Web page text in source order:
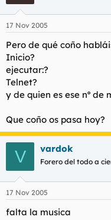
17 Nov 2005
Pero de qué coño
Inicio?
ejecutar:?
Telnet?
y de quien es ese nº de
Que coño os pasa hoy?
V vardok
Forero del todo a
17 Nov 2005
falta la musica